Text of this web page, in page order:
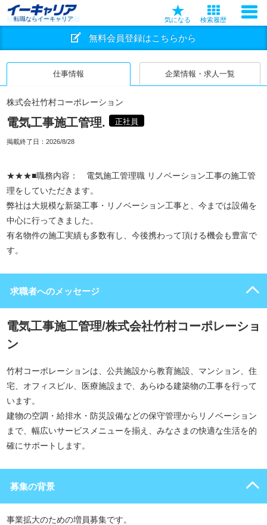
転職ならイーキャリア 気になる 検索履歴
無料会員登録はこちらから
仕事情報 企業情報・求人一覧
株式会社竹村コーポレーション
電気工事施工管理. 正社員
掲載終了日： 2026/8/28
★★★■職務内容： 電気施工管理職 リノベーション工事の施工管
理をしていただきます。
弊社は大規模な新築工事・リノベーション工事と、今までは設備を
中心に行ってきました。
有名物件の施工実績も多数有し、今後携わって頂ける機会も豊富で
す。
求職者へのメッセージ
電気工事施工管理/株式会社竹村コーポレーショ
ン
竹村コーポレーションは、公共施設から教育施設、マンション、住
宅、オフィスビル、医療施設まで、あらゆる建築物の工事を行って
います。
建物の空調・給排水・防災設備などの保守管理からリノベーション
まで、幅広いサービスメニューを揃え、みなさまの快適な生活を的
確にサポートします。
募集の背景
事業拡大のための増員募集です。